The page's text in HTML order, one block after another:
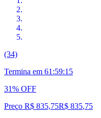
(34)
Termina em 61:59:14
31% OFF
Preço R$ 835,75R$ 835,75